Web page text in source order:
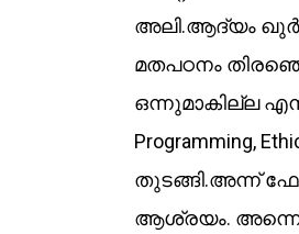
അലി.ആദ്യം
മതപഠനം
ഒന്നുമാകില്ല
Programming,
തുടങ്ങി.അന്ന്
ആശ്രയം.